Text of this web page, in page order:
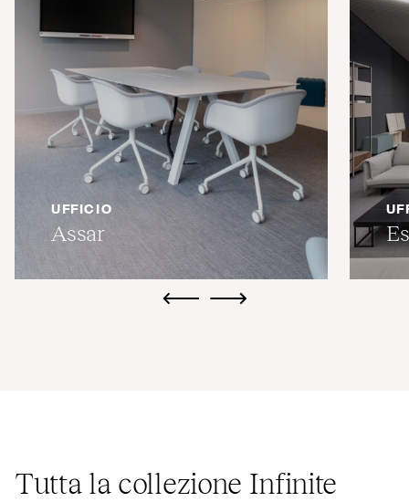
UFFICIO
Assar
ui.previousui.next
Tutta la collezione Infinite